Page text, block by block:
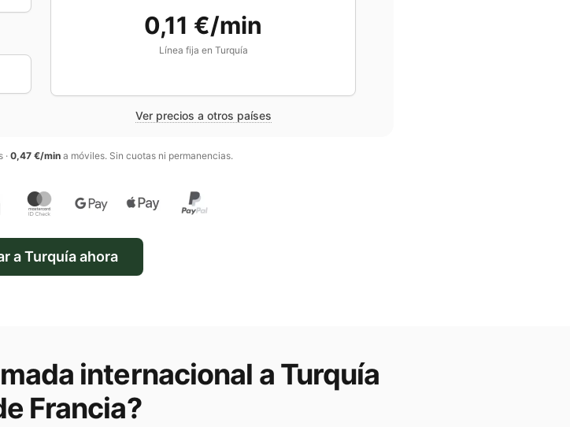
0,11 €/min
Línea fija en Turquía
Ver precios a otros países
· 0,47 €/mina móviles. Sin cuotas ni permanencias.
aTurquíaahora
internacional a Turquía
Francia?